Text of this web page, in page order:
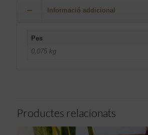
Informació addicional
Pes
0,075 kg
Productes relacionats